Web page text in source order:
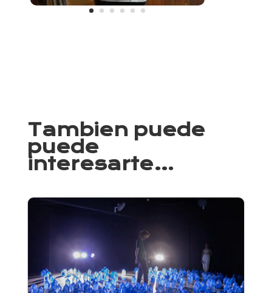
Tambien puede
puede
interesarte…